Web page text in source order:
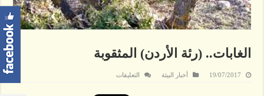
الغابات.. (رئة الأردن) المثقوبة
19/07/2017 أخبار البيئة التعليقات